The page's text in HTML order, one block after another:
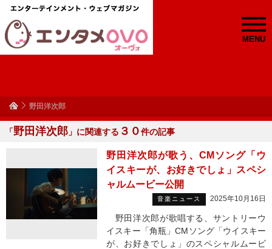
MENU
野田洋次郎
「野田洋次郎 」に関連する ３０件の記事
野田洋次郎が歌う、CMソング「ウ
イスキーが、お好きでしょ」スペシ
ャルムービー公開
音楽ニュース 2025年10月16日
野田洋次郎が歌唱する、サントリーウ
イスキー「角瓶」CMソング「ウイスキー
が、お好きでしょ」のスペシャルムービ